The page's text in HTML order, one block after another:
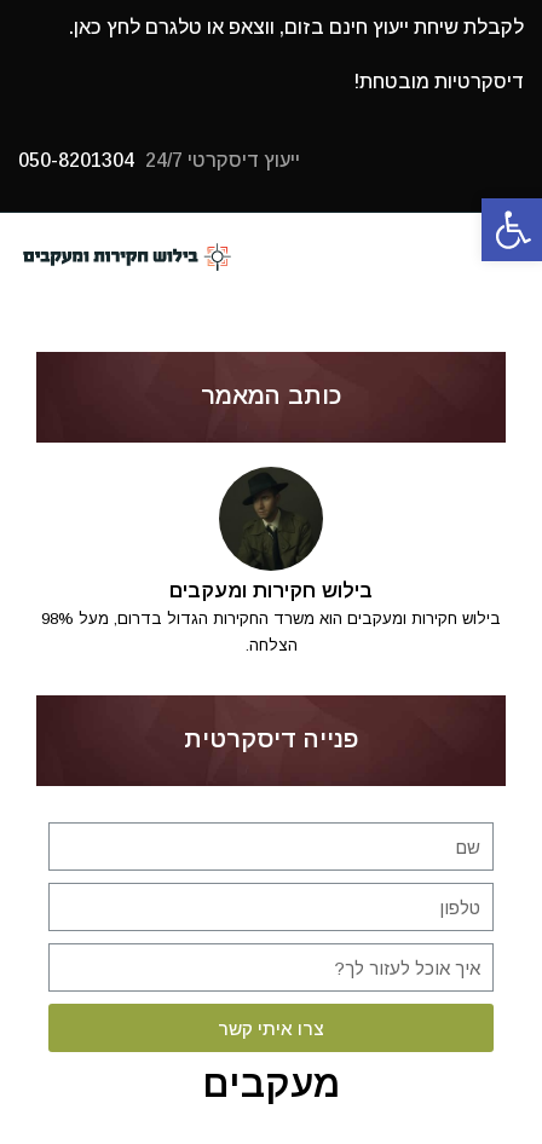
פתח סרגל נגישות
לקבלת שיחת ייעוץ חינם בזום, ווצאפ או טלגרם לחץ כאן.
דיסקרטיות מובטחת!
ייעוץ דיסקרטי 24/7 050-8201304
תפריט
מעקבים
כותב המאמר
בילוש חקירות ומעקבים
בילוש חקירות ומעקבים הוא משרד החקירות הגדול בדרום, מעל 98%
הצלחה.
פנייה דיסקרטית
צרו איתי קשר